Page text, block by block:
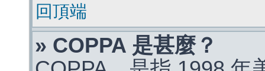
回頂端
» COPPA 是甚麼？